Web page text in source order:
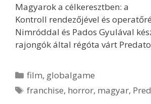
Magyarok a célkeresztben: a
Kontroll rendezőjével és
Nimróddal és Pados Gyulával
rajongók által régóta várt
Kategória
film, globalgame
Címkék
franchise, horror, magyar,